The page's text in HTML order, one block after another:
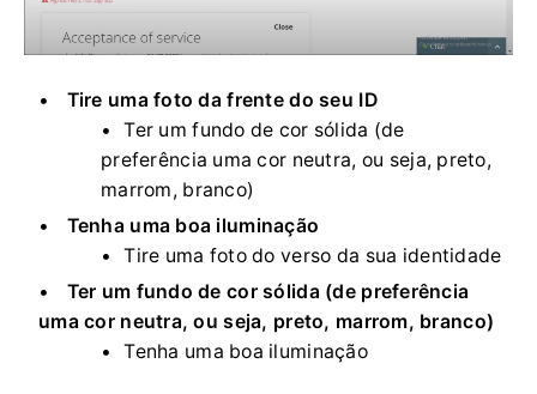
Tire uma foto da frente do seu ID
Ter um fundo de cor sólida (de
preferência uma cor neutra, ou seja, preto,
marrom, branco)
Tenha uma boa iluminação
Tire uma foto do verso da sua identidade
Ter um fundo de cor sólida (de preferência
uma cor neutra, ou seja, preto, marrom, branco)
Tenha uma boa iluminação